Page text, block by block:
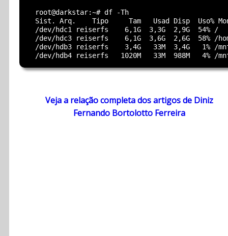
  root@darkstar:~# df -Th
Sist. Arq.    Tipo     Tam   Usad Disp  Uso%
  /dev/hdc1 reiserfs    6,1G  3,3G  2,9G  54% /
/dev/hdc3 reiserfs    6,1G  3,6G  2,6G  58% /
/dev/hdb3 reiserfs    3,4G   33M  3,4G   1% /
Veja a relação completa dos artigos de Diniz
Fernando Bortolotto Ferreira